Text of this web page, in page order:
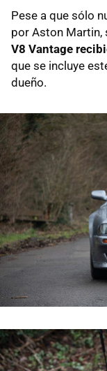
Pese a que sólo
por Aston Martin,
V8 Vantage
que se incluye
dueño.